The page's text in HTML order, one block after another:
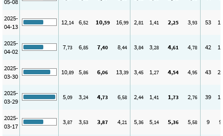
2025-
04-13
12,14 6,52 10,59 16,99 2,81 1,41 2,25 3,93 53 15
2025-
04-02
7,73 6,85 7,40 8,44 3,84 3,28 4,61 4,78 42 17
2025-
03-30
10,89 5,86 6,06 13,39 3,45 1,27 4,54 4,95 43 21
2025-
03-29
5,09 3,24 4,73 6,58 2,44 1,41 1,73 2,76 39 19
2025-
03-17
3,87 3,53 3,87 4,21 5,36 5,14 5,36 5,58 9 9